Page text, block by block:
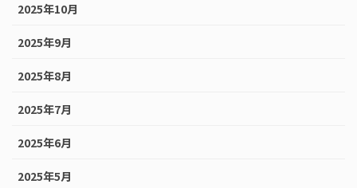
2025年10月
2025年9月
2025年8月
2025年7月
2025年6月
2025年5月